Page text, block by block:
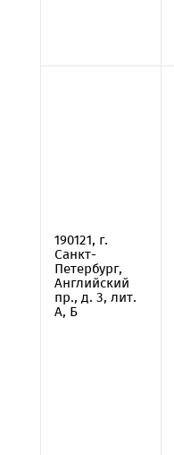
190121, г.
Санкт-
Петербург,
Английский
пр., д. 3, лит.
А, Б